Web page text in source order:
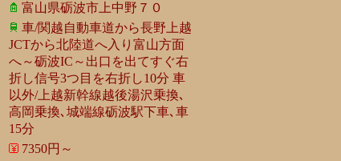
富山県砺波市上中野７０
車/関越自動車道から長野上越
JCTから北陸道へ入り富山方面
へ～砺波IC～出口を出てすぐ右
折し信号3つ目を右折し10分 車
以外/上越新幹線越後湯沢乗換､
高岡乗換､城端線砺波駅下車､車
15分
7350円～